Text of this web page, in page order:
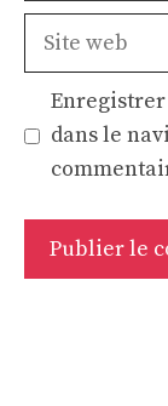
Site
dans le